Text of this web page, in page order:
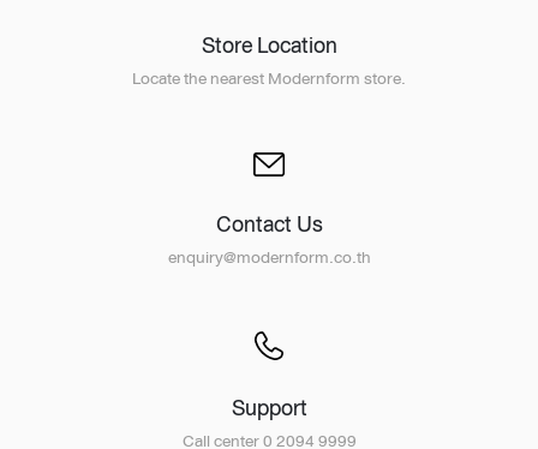
Store Location
Locate the nearest Modernform store.
Contact Us
enquiry@modernform.co.th
Support
Call center 0 2094 9999